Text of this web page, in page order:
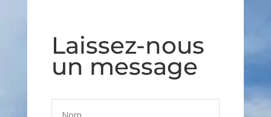
Laissez-nous
un message